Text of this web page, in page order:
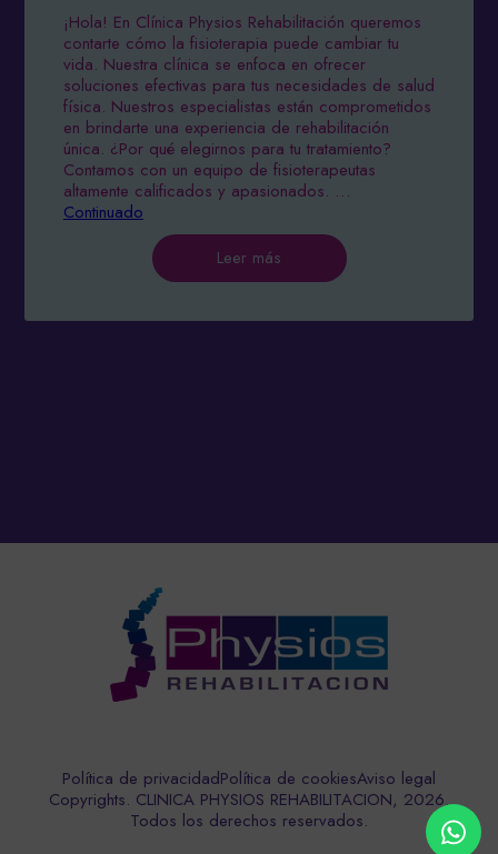
¡Hola! En Clínica Physios Rehabilitación queremos
contarte cómo la fisioterapia puede cambiar tu
vida. Nuestra clínica se enfoca en ofrecer
soluciones efectivas para tus necesidades de salud
física. Nuestros especialistas están comprometidos
en brindarte una experiencia de rehabilitación
única. ¿Por qué elegirnos para tu tratamiento?
Contamos con un equipo de fisioterapeutas
altamente calificados y apasionados. …
Continuado
Leer más
Copyrights. CLINICA PHYSIOS REHABILITACION, 2026.
Todos los derechos reservados.
Política de privacidadPolítica de cookiesAviso legal